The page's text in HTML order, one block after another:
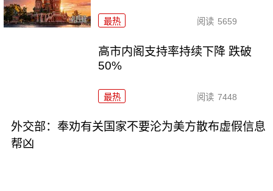
最热 阅读 5659
高市内阁支持率持续下降 跌破
50%
最热 阅读 7448
外交部：奉劝有关国家不要沦为美方散布虚假信息
帮凶